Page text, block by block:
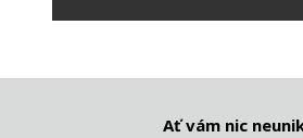
Ať vám nic